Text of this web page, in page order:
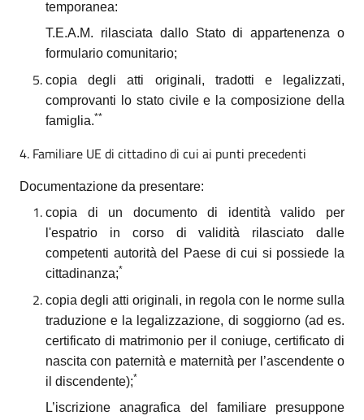
temporanea:
T.E.A.M. rilasciata dallo Stato di appartenenza o
formulario comunitario;
copia degli atti originali, tradotti e legalizzati,
comprovanti lo stato civile e la composizione della
famiglia.**
4. Familiare UE di cittadino di cui ai punti precedenti
Documentazione da presentare:
copia di un documento di identità valido per
l'espatrio in corso di validità rilasciato dalle
competenti autorità del Paese di cui si possiede la
cittadinanza;*
copia degli atti originali, in regola con le norme sulla
traduzione e la legalizzazione, di soggiorno (ad es.
certificato di matrimonio per il coniuge, certificato di
nascita con paternità e maternità per l’ascendente o
il discendente);*
L’iscrizione anagrafica del familiare presuppone